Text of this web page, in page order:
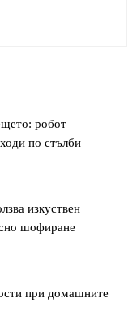
робот
по стълби
изкуствен
шофиране
при домашните